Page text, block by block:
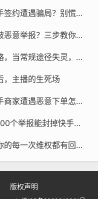
相关法律法规，快手
账号被封禁或其他处
激化矛盾。
，可能需要更深入的
，以便快手能够更好
在快手被机构骗签约怎么办，快手签约遭遇骗局？别慌，手把手教你绝地反击
在快手被恶意举报怎么办，快手被恶意举报？三步教你沉着应对，化险为夷
在哪里举报快手，快手举报全攻略，当常规途径失灵，你还可以这样做
，主播的生死场
快手平台如何投诉恶意买家，快手商家遭遇恶意下单怎么办？这份自救+外援指南请收好
200个举报可以封掉快手号吗，200个举报能封掉快手号吗？别被集火谣言误导了
快手举报有效果吗，快手举报，你的每一次维权都有回响吗？
版权声明